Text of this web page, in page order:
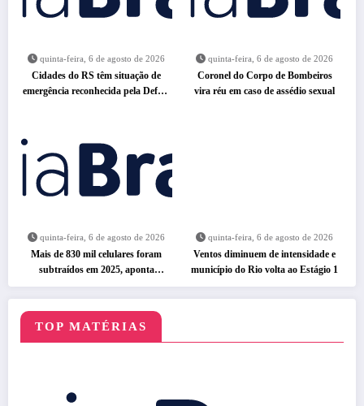
quinta-feira, 6 de agosto de 2026
Cidades do RS têm situação de
emergência reconhecida pela Defesa
quinta-feira, 6 de agosto de 2026
Coronel do Corpo de Bombeiros
vira réu em caso de assédio sexual
quinta-feira, 6 de agosto de 2026
Mais de 830 mil celulares foram
subtraídos em 2025, aponta
relatório
quinta-feira, 6 de agosto de 2026
Ventos diminuem de intensidade e
município do Rio volta ao Estágio 1
TOP MATÉRIAS